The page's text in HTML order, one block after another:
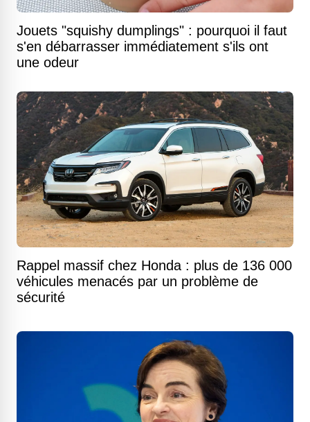
Jouets "squishy dumplings" : pourquoi il faut
s'en débarrasser immédiatement s'ils ont
une odeur
Rappel massif chez Honda : plus de 136 000
véhicules menacés par un problème de
sécurité